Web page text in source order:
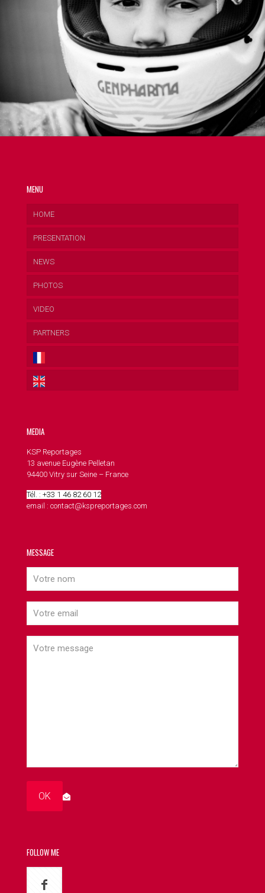
MENU
HOME
PRESENTATION
NEWS
PHOTOS
VIDEO
PARTNERS
MEDIA
KSP Reportages
13 avenue Eugène Pelletan
94400 Vitry sur Seine – France
Tél. : +33 1 46 82 60 12
email : contact@kspreportages.com
MESSAGE
FOLLOW ME